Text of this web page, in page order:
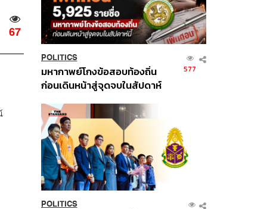
67
POLITICS
มหากาพย์โกงข้อสอบท้องถิ่น
ก่อนเดินหน้าสู่จุดจบในสัปดาห์
577
POLITICS